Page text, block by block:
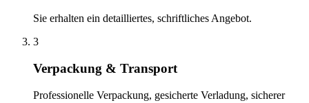
Sie erhalten ein detailliertes, schriftliches Angebot.
3
Verpackung & Transport
Professionelle Verpackung, gesicherte Verladung, sicherer